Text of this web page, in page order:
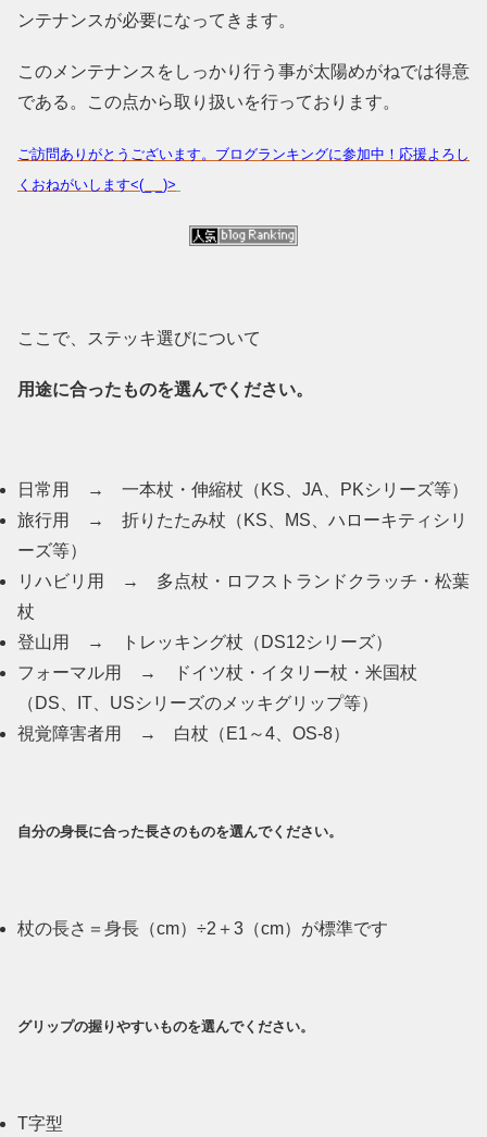
ンテナンスが必要になってきます。
このメンテナンスをしっかり行う事が太陽めがねでは得意
である。この点から取り扱いを行っております。
ご訪問ありがとうございます。ブログランキングに参加中！応援よろし
くおねがいします<(_ _)>
ここで、ステッキ選びについて
用途に合ったものを選んでください。
日常用 → 一本杖・伸縮杖（KS、JA、PKシリーズ等）
旅行用 → 折りたたみ杖（KS、MS、ハローキティシリ
ーズ等）
リハビリ用 → 多点杖・ロフストランドクラッチ・松葉
杖
登山用 → トレッキング杖（DS12シリーズ）
フォーマル用 → ドイツ杖・イタリー杖・米国杖
（DS、IT、USシリーズのメッキグリップ等）
視覚障害者用 → 白杖（E1～4、OS-8）
自分の身長に合った長さのものを選んでください。
杖の長さ＝身長（cm）÷2＋3（cm）が標準です
グリップの握りやすいものを選んでください。
T字型